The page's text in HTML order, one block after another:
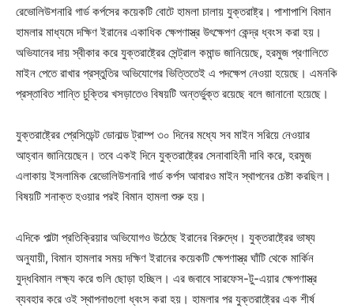
রেভোলিউশনারি গার্ড কর্পসের কয়েকটি বোটে হামলা চালায় যুক্তরাষ্ট্র। পাশাপাশি বিমান
হামলার মাধ্যমে দক্ষিণ ইরানের একাধিক ক্ষেপণাস্ত্র উৎক্ষেপণ কেন্দ্র ধ্বংস করা হয়।
অভিযানের দায় স্বীকার করে যুক্তরাষ্ট্রের সেন্ট্রাল কমান্ড জানিয়েছে, হরমুজ প্রণালিতে
মাইন পেতে রাখার প্রস্তুতির অভিযোগের ভিত্তিতেই এ পদক্ষেপ নেওয়া হয়েছে। এমনকি
প্রস্তাবিত শান্তি চুক্তির খসড়াতেও বিষয়টি অন্তর্ভুক্ত রয়েছে বলে জানানো হয়েছে।
যুক্তরাষ্ট্রের প্রেসিডেন্ট ডোনাল্ড ট্রাম্প ৩০ দিনের মধ্যে সব মাইন সরিয়ে নেওয়ার
আহ্বান জানিয়েছেন। তবে একই দিনে যুক্তরাষ্ট্রের সেনাবাহিনী দাবি করে, হরমুজ
এলাকায় ইসলামিক রেভোলিউশনারি গার্ড কর্পস আবারও মাইন স্থাপনের চেষ্টা করছিল।
বিষয়টি শনাক্ত হওয়ার পরই বিমান হামলা শুরু হয়।
এদিকে পাল্টা প্রতিক্রিয়ার অভিযোগও উঠেছে ইরানের বিরুদ্ধে। যুক্তরাষ্ট্রের ভাষ্য
অনুযায়ী, বিমান হামলার সময় দক্ষিণ ইরানের কয়েকটি ক্ষেপণাস্ত্র ঘাঁটি থেকে মার্কিন
যুদ্ধবিমান লক্ষ্য করে গুলি ছোড়া হচ্ছিল। এর জবাবে সারফেস-টু-এয়ার ক্ষেপণাস্ত্র
ব্যবহার করে ওই স্থাপনাগুলো ধ্বংস করা হয়। হামলার পর যুক্তরাষ্ট্রের এক শীর্ষ